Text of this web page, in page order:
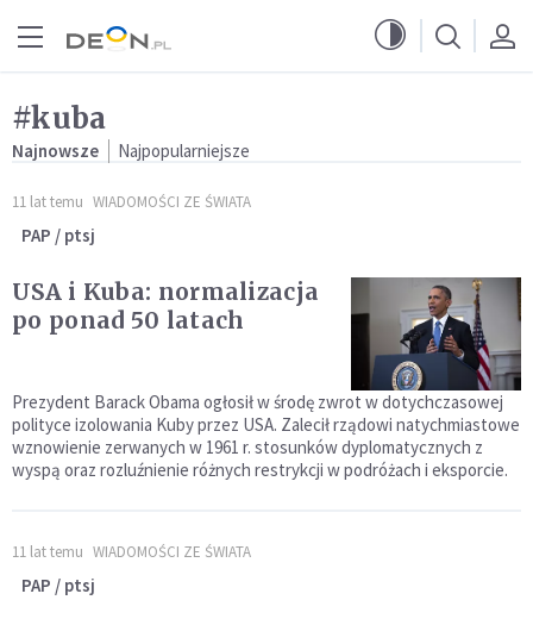
#kuba
Najnowsze Najpopularniejsze
11 lat temu WIADOMOŚCI ZE ŚWIATA
PAP / ptsj
USA i Kuba: normalizacja
po ponad 50 latach
Prezydent Barack Obama ogłosił w środę zwrot w dotychczasowej
polityce izolowania Kuby przez USA. Zalecił rządowi natychmiastowe
wznowienie zerwanych w 1961 r. stosunków dyplomatycznych z
wyspą oraz rozluźnienie różnych restrykcji w podróżach i eksporcie.
11 lat temu WIADOMOŚCI ZE ŚWIATA
PAP / ptsj